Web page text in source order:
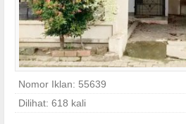
Nomor Iklan: 55639
Dilihat: 618 kali